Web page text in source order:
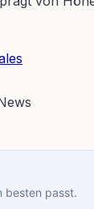
besten passt.